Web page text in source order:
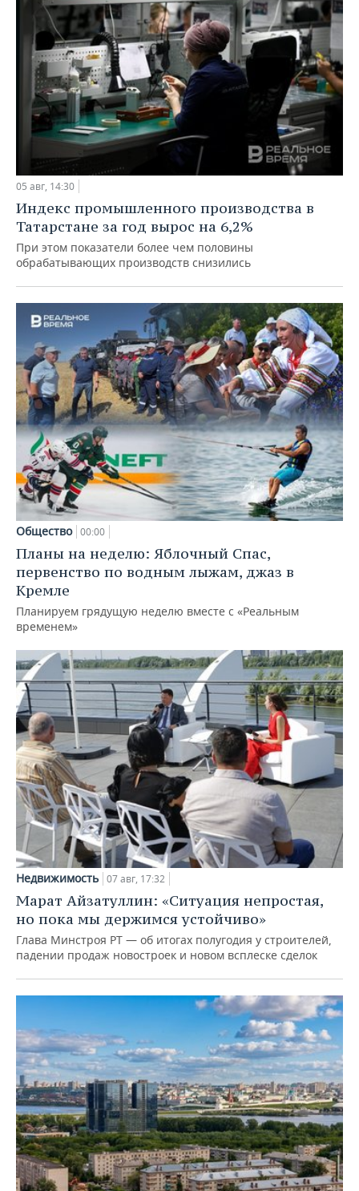
05 авг, 14:30
Индекс промышленного производства в
Татарстане за год вырос на 6,2%
При этом показатели более чем половины
обрабатывающих производств снизились
Общество 00:00
Планы на неделю: Яблочный Спас,
первенство по водным лыжам, джаз в
Кремле
Планируем грядущую неделю вместе с «Реальным
временем»
Недвижимость 07 авг, 17:32
Марат Айзатуллин: «Ситуация непростая,
но пока мы держимся устойчиво»
Глава Минстроя РТ — об итогах полугодия у строителей,
падении продаж новостроек и новом всплеске сделок